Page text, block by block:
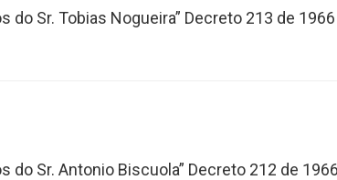
Sr. Tobias Nogueira” Decreto 213 de 1966
Sr. Antonio Biscuola” Decreto 212 de 1966